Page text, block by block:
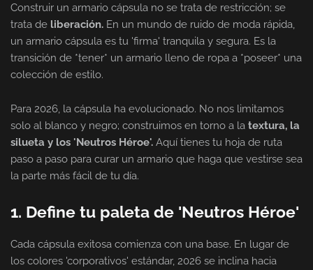
Construir un armario cápsula no se trata de restricción; se
trata de liberación. En un mundo de ruido de moda rápida,
un armario cápsula es tu 'firma' tranquila y segura. Es la
transición de *tener* un armario lleno de ropa a *poseer* una
colección de estilo.
Para 2026, la cápsula ha evolucionado. No nos limitamos
solo al blanco y negro; construimos en torno a la textura, la
silueta y los 'Neutros Héroe'. Aquí tienes tu hoja de ruta
paso a paso para curar un armario que haga que vestirse sea
la parte más fácil de tu día.
1. Define tu paleta de 'Neutros Héroe'
Cada cápsula exitosa comienza con una base. En lugar de
los colores 'corporativos' estándar, 2026 se inclina hacia